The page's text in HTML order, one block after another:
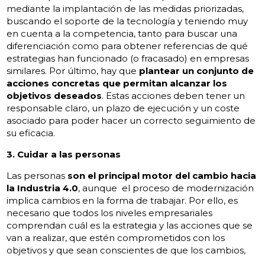
mediante la implantación de las medidas priorizadas,
buscando el soporte de la tecnología y teniendo muy
en cuenta a la competencia, tanto para buscar una
diferenciación como para obtener referencias de qué
estrategias han funcionado (o fracasado) en empresas
similares. Por último, hay que plantear un conjunto de
acciones concretas que permitan alcanzar los
objetivos deseados. Estas acciones deben tener un
responsable claro, un plazo de ejecución y un coste
asociado para poder hacer un correcto seguimiento de
su eficacia.
3. Cuidar a las personas
Las personas son el principal motor del cambio hacia
la Industria 4.0, aunque el proceso de modernización
implica cambios en la forma de trabajar. Por ello, es
necesario que todos los niveles empresariales
comprendan cuál es la estrategia y las acciones que se
van a realizar, que estén comprometidos con los
objetivos y que sean conscientes de que los cambios,